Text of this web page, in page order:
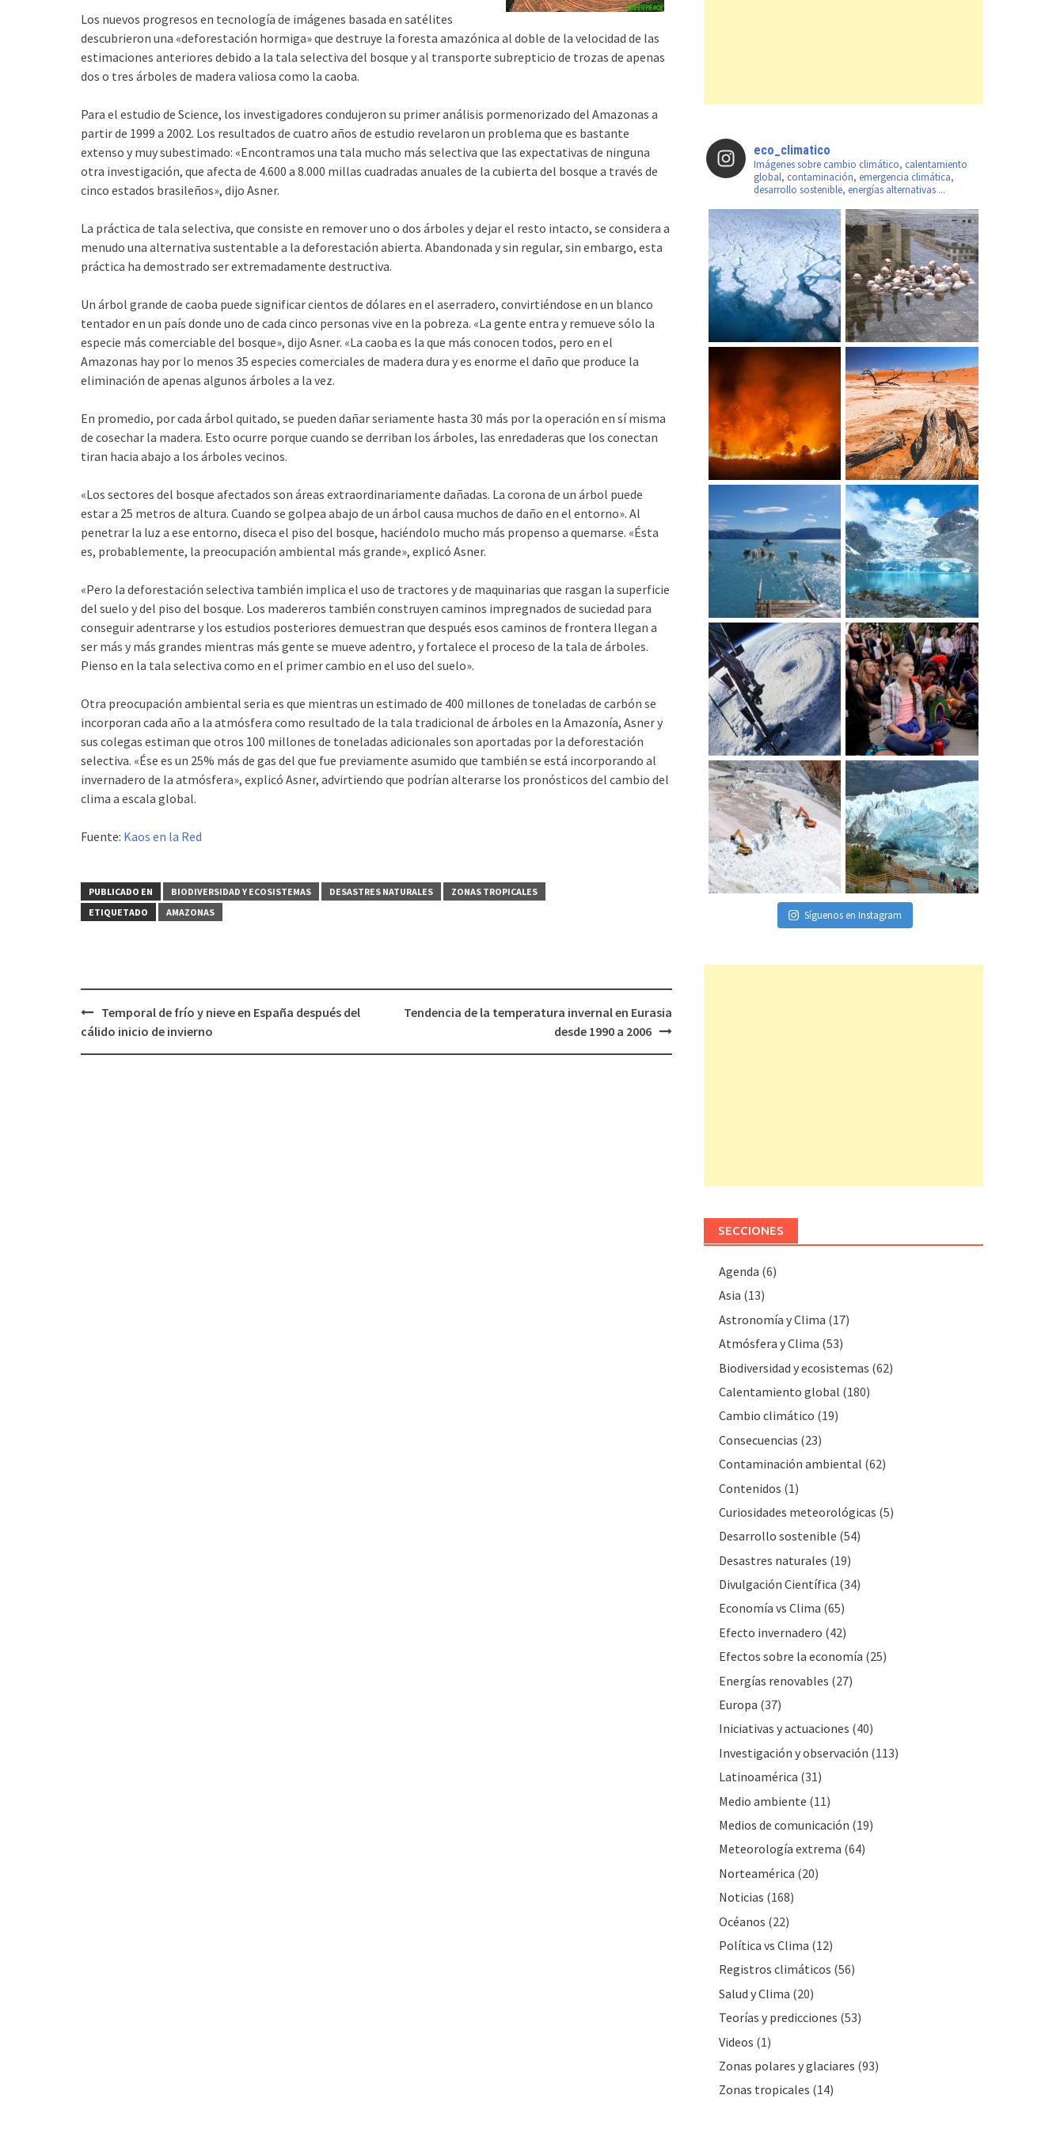
Los nuevos progresos en tecnología de imágenes basada en satélites
descubrieron una «deforestación hormiga» que destruye la foresta amazónica al doble de la velocidad de las
estimaciones anteriores debido a la tala selectiva del bosque y al transporte subrepticio de trozas de apenas
dos o tres árboles de madera valiosa como la caoba.
Para el estudio de Science, los investigadores condujeron su primer análisis pormenorizado del Amazonas a
partir de 1999 a 2002. Los resultados de cuatro años de estudio re­velaron un problema que es bastante
extenso y muy subes­timado: «Encontramos una tala mucho más selectiva que las expectativas de ninguna
otra investigación, que afecta de 4.600 a 8.000 millas cuadradas anuales de la cubierta del bosque a través de
cinco estados brasileños», dijo Asner.
La práctica de tala selectiva, que consiste en remover uno o dos árboles y dejar el resto intacto, se considera a
me­nudo una alternativa sustentable a la deforestación abierta. Abandonada y sin regular, sin embargo, esta
práctica ha demostrado ser extremadamente destructiva.
Un árbol grande de caoba puede significar cientos de dólares en el aserradero, convirtiéndose en un blanco
tenta­dor en un país donde uno de cada cinco personas vive en la pobreza. «La gente entra y remueve sólo la
especie más comerciable del bosque», dijo Asner. «La caoba es la que más conocen todos, pero en el
Amazonas hay por lo menos 35 especies comerciales de madera dura y es enorme el daño que produce la
eliminación de apenas algunos árboles a la vez.
En promedio, por cada árbol quitado, se pueden dañar se­riamente hasta 30 más por la operación en sí misma
de co­sechar la madera. Esto ocurre porque cuando se derriban los árboles, las enredaderas que los conectan
tiran hacia abajo a los árboles vecinos.
«Los sectores del bosque afectados son áreas extraordina­riamente dañadas. La corona de un árbol puede
estar a 25 metros de altura. Cuando se golpea abajo de un árbol causa muchos de daño en el entorno». Al
penetrar la luz a ese en­torno, diseca el piso del bosque, haciéndolo mucho más propenso a quemarse. «Ésta
es, probablemente, la preocu­pación ambiental más grande», explicó Asner.
«Pero la deforestación selectiva también implica el uso de tractores y de maquinarias que rasgan la superficie
del suelo y del piso del bosque. Los madereros también cons­truyen caminos impregnados de suciedad para
conseguir adentrarse y los estudios posteriores demuestran que des­pués esos caminos de frontera llegan a
ser más y más grandes mientras más gente se mueve adentro, y fortalece el proceso de la tala de árboles.
Pienso en la tala selectiva como en el primer cambio en el uso del suelo».
Otra preocupación ambiental seria es que mientras un es­timado de 400 millones de toneladas de carbón se
incorpo­ran cada año a la atmósfera como resultado de la tala tradi­cional de árboles en la Amazonía, Asner y
sus colegas es­timan que otros 100 millones de toneladas adicionales son aportadas por la deforestación
selectiva. «Ése es un 25% más de gas del que fue previamente asumido que también se está incorporando al
invernadero de la atmósfera», ex­plicó Asner, advirtiendo que podrían alterarse los pronósti­cos del cambio del
clima a escala global.
Fuente: Kaos en la Red
PUBLICADO EN BIODIVERSIDAD Y ECOSISTEMAS DESASTRES NATURALES
ZONAS TROPICALES
ETIQUETADO
AMAZONAS
Navegación
Temporal de frío y nieve en España después del
cálido inicio de invierno
Tendencia de la temperatura invernal en Eurasia
desde 1990 a 2006
eco_climatico
Imágenes sobre cambio climático, calentamiento
global, contaminación, emergencia climática,
desarrollo sostenible, energías alternativas ...
Síguenos en Instagram
SECCIONES
Agenda (6)
Asia (13)
Astronomía y Clima (17)
Atmósfera y Clima (53)
Biodiversidad y ecosistemas (62)
Calentamiento global (180)
Cambio climático (19)
Consecuencias (23)
Contaminación ambiental (62)
Contenidos (1)
Curiosidades meteorológicas (5)
Desarrollo sostenible (54)
Desastres naturales (19)
Divulgación Cientí­fica (34)
Economía vs Clima (65)
Efecto invernadero (42)
Efectos sobre la economía (25)
Energías renovables (27)
Europa (37)
Iniciativas y actuaciones (40)
Investigación y observación (113)
Latinoamérica (31)
Medio ambiente (11)
Medios de comunicación (19)
Meteorologí­a extrema (64)
Norteamérica (20)
Noticias (168)
Océanos (22)
Polí­tica vs Clima (12)
Registros climáticos (56)
Salud y Clima (20)
Teorías y predicciones (53)
Videos (1)
Zonas polares y glaciares (93)
Zonas tropicales (14)